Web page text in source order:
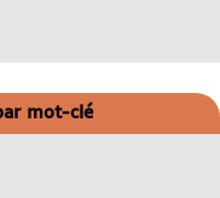
mot-clé